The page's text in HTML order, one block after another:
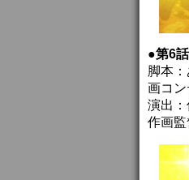
●第6
脚本
画コン
演出：
作画